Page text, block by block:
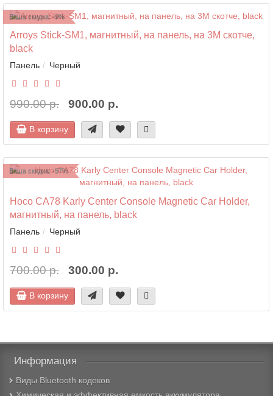
Ваша скидка: -9%
Arroys Stick-SM1, магнитный, на панель, на 3M скотче,
black
Панель Черный
990.00 р. 900.00 р.
В корзину
Ваша скидка: -57%
Hoco CA78 Karly Center Console Magnetic Car Holder,
магнитный, на панель, black
Панель Черный
700.00 р. 300.00 р.
В корзину
Информация
Виды Bluetooth кодеков